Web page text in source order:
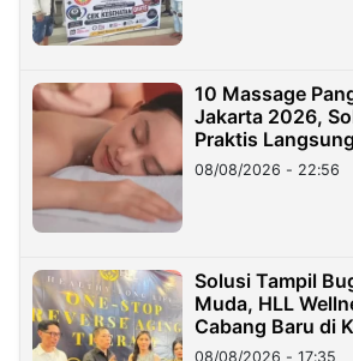
10 Massage
Jakarta 2026,
Praktis
08/08/2026 - 22:56
Solusi Tampil
Muda, HLL
Cabang Baru di
08/08/2026 - 17:35